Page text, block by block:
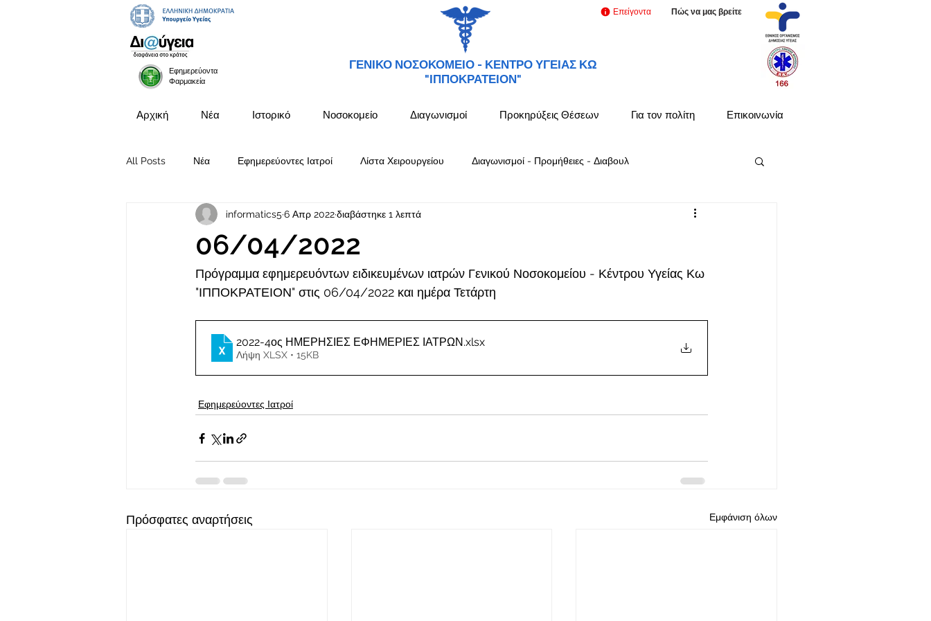
Εφημερεύοντα
Φαρμακεία
ΓΕΝΙΚΟ ΝΟΣΟΚΟΜΕΙΟ - ΚΕΝΤΡΟ ΥΓΕΙΑΣ ΚΩ
"ΙΠΠΟΚΡΑΤΕΙΟΝ"
Επείγοντα Πώς να μας βρείτε
Αρχική Νέα Ιστορικό Νοσοκομείο Διαγωνισμοί Προκηρύξεις Θέσεων Για τον πολίτη Επικοινωνία
All Posts Νέα Εφημερεύοντες Ιατροί Λίστα Χειρουργείου Διαγωνισμοί - Προμήθειες - Διαβουλ
Προκηρύξεις Θέσεων
06/04/2022
informatics5 6 Απρ 2022διαβάστηκε 1 λεπτά
Πρόγραμμα εφημερευόντων ειδικευμένων ιατρών Γενικού Νοσοκομείου - Κέντρου Υγείας Κω
"ΙΠΠΟΚΡΑΤΕΙΟΝ" στις 06/04/2022 και ημέρα Τετάρτη
2022-4ος ΗΜΕΡΗΣΙΕΣ ΕΦΗΜΕΡΙΕΣ ΙΑΤΡΩΝ.xlsx
Λήψη XLSX • 15KB
Εφημερεύοντες Ιατροί
Πρόσφατες αναρτήσεις Εμφάνιση όλων